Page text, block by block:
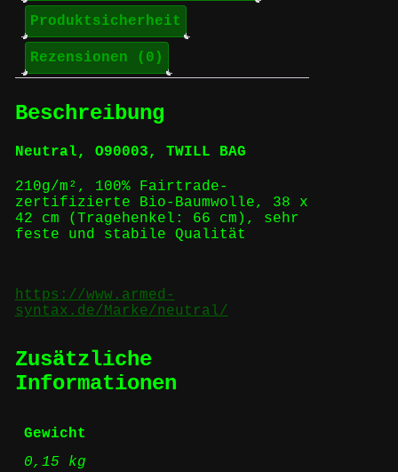
Produktsicherheit
Rezensionen (0)
Beschreibung
Neutral, O90003, TWILL BAG
210g/m², 100% Fairtrade-
zertifizierte Bio-Baumwolle, 38 x
42 cm (Tragehenkel: 66 cm), sehr
feste und stabile Qualität
https://www.armed-
syntax.de/Marke/neutral/
Zusätzliche
Informationen
Gewicht
0,15 kg